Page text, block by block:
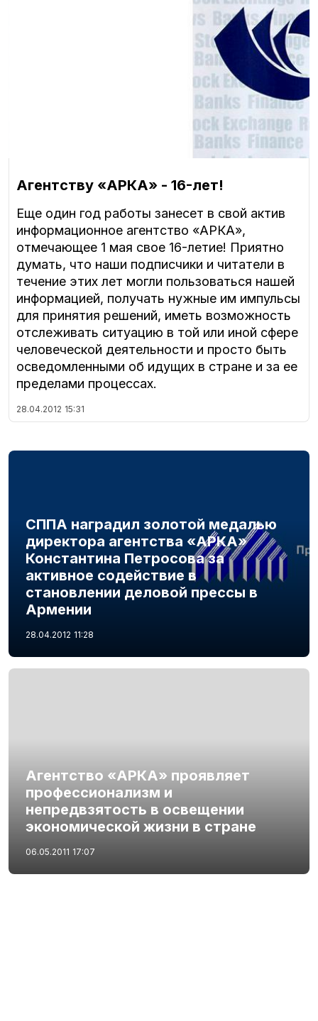
Агентству «АРКА» - 16-лет!
Еще один год работы занесет в свой актив
информационное агентство «АРКА»,
отмечающее 1 мая свое 16-летие! Приятно
думать, что наши подписчики и читатели в
течение этих лет могли пользоваться нашей
информацией, получать нужные им импульсы
для принятия решений, иметь возможность
отслеживать ситуацию в той или иной сфере
человеческой деятельности и просто быть
осведомленными об идущих в стране и за ее
пределами процессах.
28.04.2012 15:31
СППА наградил золотой медалью
директора агентства «АРКА»
Константина Петросова за
активное содействие в
становлении деловой прессы в
Армении
28.04.2012 11:28
Агентство «АРКА» проявляет
профессионализм и
непредвзятость в освещении
экономической жизни в стране
06.05.2011 17:07